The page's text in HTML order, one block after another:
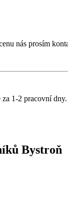
nás prosím
1-2 pracovní dny.
Bystroň